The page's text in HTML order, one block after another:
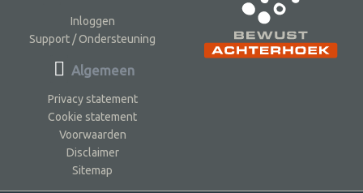
Inloggen
Support / Ondersteuning
Algemeen
Privacy statement
Cookie statement
Voorwaarden
Disclaimer
Sitemap